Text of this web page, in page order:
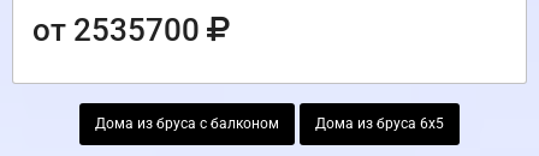
от 2535700
Дома из бруса с балконом Дома из бруса 6х5